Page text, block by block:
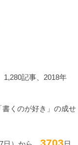
1,280記事、2018年
書くのが好き」の成せ
3703